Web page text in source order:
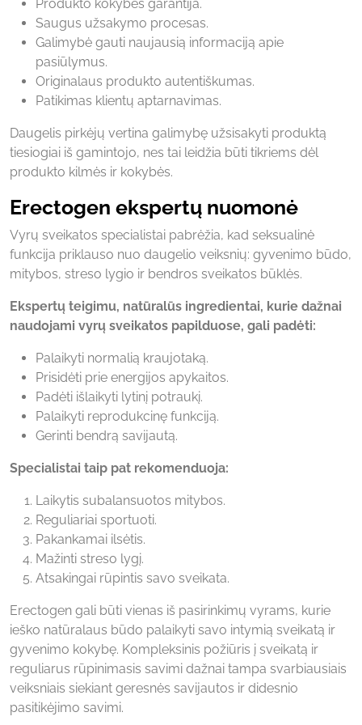
Produkto kokybės garantija.
Saugus užsakymo procesas.
Galimybė gauti naujausią informaciją apie
pasiūlymus.
Originalaus produkto autentiškumas.
Patikimas klientų aptarnavimas.
Daugelis pirkėjų vertina galimybę užsisakyti produktą
tiesiogiai iš gamintojo, nes tai leidžia būti tikriems dėl
produkto kilmės ir kokybės.
Erectogen ekspertų nuomonė
Vyrų sveikatos specialistai pabrėžia, kad seksualinė
funkcija priklauso nuo daugelio veiksnių: gyvenimo būdo,
mitybos, streso lygio ir bendros sveikatos būklės.
Ekspertų teigimu, natūralūs ingredientai, kurie dažnai
naudojami vyrų sveikatos papilduose, gali padėti:
Palaikyti normalią kraujotaką.
Prisidėti prie energijos apykaitos.
Padėti išlaikyti lytinį potraukį.
Palaikyti reprodukcinę funkciją.
Gerinti bendrą savijautą.
Specialistai taip pat rekomenduoja:
Laikytis subalansuotos mitybos.
Reguliariai sportuoti.
Pakankamai ilsėtis.
Mažinti streso lygį.
Atsakingai rūpintis savo sveikata.
Erectogen gali būti vienas iš pasirinkimų vyrams, kurie
ieško natūralaus būdo palaikyti savo intymią sveikatą ir
gyvenimo kokybę. Kompleksinis požiūris į sveikatą ir
reguliarus rūpinimasis savimi dažnai tampa svarbiausiais
veiksniais siekiant geresnės savijautos ir didesnio
pasitikėjimo savimi.